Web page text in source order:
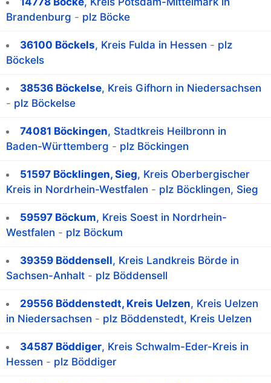
Brandenburg - plz Böcke
36100 Böckels, Kreis Fulda in Hessen - plz
Böckels
38536 Böckelse, Kreis Gifhorn in Niedersachsen
- plz Böckelse
74081 Böckingen, Stadtkreis Heilbronn in
Baden-Württemberg - plz Böckingen
51597 Böcklingen, Sieg, Kreis Oberbergischer
Kreis in Nordrhein-Westfalen - plz Böcklingen, Sieg
59597 Böckum, Kreis Soest in Nordrhein-
Westfalen - plz Böckum
39359 Böddensell, Kreis Landkreis Börde in
Sachsen-Anhalt - plz Böddensell
29556 Böddenstedt, Kreis Uelzen, Kreis Uelzen
in Niedersachsen - plz Böddenstedt, Kreis Uelzen
34587 Böddiger, Kreis Schwalm-Eder-Kreis in
Hessen - plz Böddiger